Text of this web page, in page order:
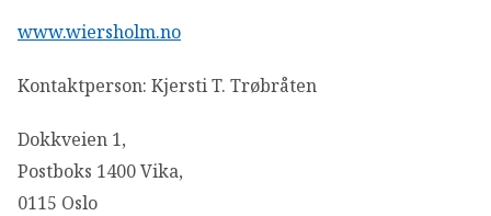
www.wiersholm.no
Kontaktperson: Kjersti T. Trøbråten
Dokkveien 1,
Postboks 1400 Vika,
0115 Oslo